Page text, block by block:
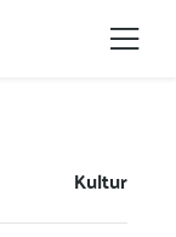
Kultur